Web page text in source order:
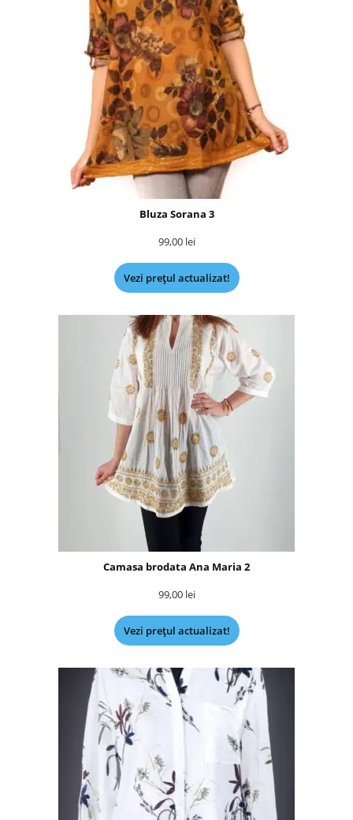
Bluza Sorana 3
99,00 lei
Vezi prețul actualizat!
Camasa brodata Ana Maria 2
99,00 lei
Vezi prețul actualizat!